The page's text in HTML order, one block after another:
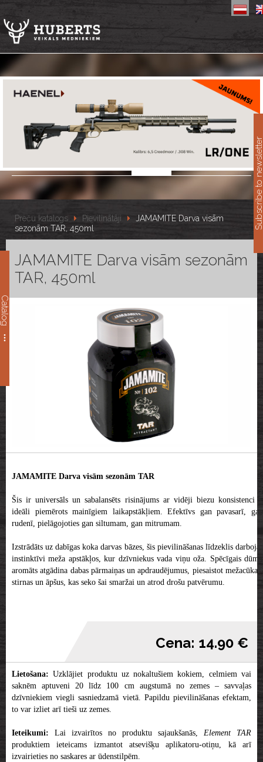
Catalog
Preču katalogs Pievilinātāji
JAMAMITE Darva visām
sezonām TAR, 450ml
JAMAMITE Darva visām sezonām
TAR, 450ml
JAMAMITE Darva visām sezonām TAR
Šis ir universāls un sabalansēts risinājums ar vidēji biezu konsistenci –
ideāli piemērots mainīgiem laikapstākļiem. Efektīvs gan pavasarī, gan
rudenī, pielāgojoties gan siltumam, gan mitrumam.
Izstrādāts uz dabīgas koka darvas bāzes, šis pievilināšanas līdzeklis darbojas
instinktīvi meža apstākļos, kur dzīvniekus vada viņu oža. Spēcīgais dūmu
aromāts atgādina dabas pārmaiņas un apdraudējumus, piesaistot mežacūkas,
stirnas un āpšus, kas seko šai smaržai un atrod drošu patvērumu.
Cena: 14.90 €
Lietošana:Uzklājiet produktu uz nokaltušiem kokiem, celmiem vai
saknēm aptuveni 20 līdz 100 cm augstumā no zemes – savvaļas
dzīvniekiem viegli sasniedzamā vietā. Papildu pievilināšanas efektam,
to var izliet arī tieši uz zemes.
Ieteikumi: Lai izvairītos no produktu sajaukšanās, Element TAR
produktiem ieteicams izmantot atsevišķu aplikatoru-otiņu, kā arī
izvairieties no saskares ar ūdenstilpēm.
Subscribe